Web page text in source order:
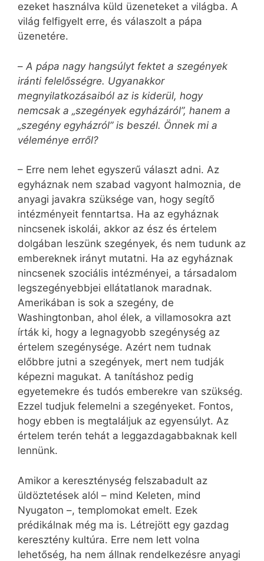
ezeket használva küld üzeneteket a világba. A
világ felfigyelt erre, és válaszolt a pápa
üzenetére.
– A pápa nagy hangsúlyt fektet a szegények
iránti felelősségre. Ugyanakkor
megnyilatkozásaiból az is kiderül, hogy
nemcsak a „szegények egyházáról”, hanem a
„szegény egyházról” is beszél. Önnek mi a
véleménye erről?
– Erre nem lehet egyszerű választ adni. Az
egyháznak nem szabad vagyont halmoznia, de
anyagi javakra szüksége van, hogy segítő
intézményeit fenntartsa. Ha az egyháznak
nincsenek iskolái, akkor az ész és értelem
dolgában leszünk szegények, és nem tudunk az
embereknek irányt mutatni. Ha az egyháznak
nincsenek szociális intézményei, a társadalom
legszegényebbjei ellátatlanok maradnak.
Amerikában is sok a szegény, de
Washingtonban, ahol élek, a villamosokra azt
írták ki, hogy a legnagyobb szegénység az
értelem szegénysége. Azért nem tudnak
előbbre jutni a szegények, mert nem tudják
képezni magukat. A tanításhoz pedig
egyetemekre és tudós emberekre van szükség.
Ezzel tudjuk felemelni a szegényeket. Fontos,
hogy ebben is megtaláljuk az egyensúlyt. Az
értelem terén tehát a leggazdagabbaknak kell
lennünk.
Amikor a kereszténység felszabadult az
üldöztetések alól – mind Keleten, mind
Nyugaton –, templomokat emelt. Ezek
prédikálnak még ma is. Létrejött egy gazdag
keresztény kultúra. Erre nem lett volna
lehetőség, ha nem állnak rendelkezésre anyagi